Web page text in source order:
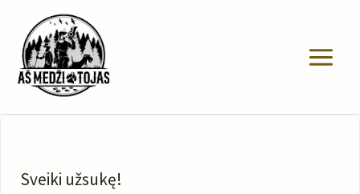
turinio
Sveiki užsukę!